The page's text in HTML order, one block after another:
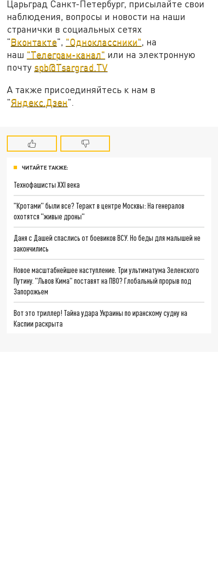
Царьград Санкт-Петербург, присылайте свои
наблюдения, вопросы и новости на наши
странички в социальных сетях
"Вконтакте", "Одноклассники", на
наш "Телеграм-канал" или на электронную
почту spb@Tsargrad.TV
А также присоединяйтесь к нам в
"Яндекс.Дзен".
ЧИТАЙТЕ ТАКЖЕ:
Технофашисты XXI века
"Кротами" были все? Теракт в центре Москвы: На генералов
охотятся "живые дроны"
Даня с Дашей спаслись от боевиков ВСУ. Но беды для малышей не
закончились
Новое масштабнейшее наступление. Три ультиматума Зеленского
Путину. "Львов Кима" поставят на ПВО? Глобальный прорыв под
Запорожьем
Вот это триллер! Тайна удара Украины по иранскому судну на
Каспии раскрыта